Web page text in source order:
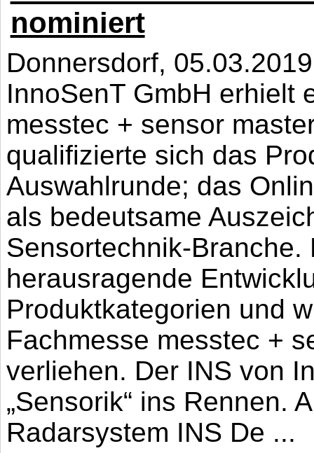
nominiert
Donnersdorf,
InnoSenT GmbH erhielt
messtec + sensor
qualifizierte sich das
Auswahlrunde; das
als bedeutsame
Sensortechnik-
herausragende
Produktkategorien und
Fachmesse messtec +
verliehen. Der INS von
„Sensorik“ ins Rennen.
Radarsystem INS De ...